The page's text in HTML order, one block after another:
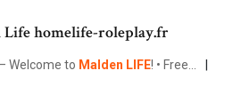
Life homelife-roleplay.fr
Welcome to Malden LIFE! • Free…